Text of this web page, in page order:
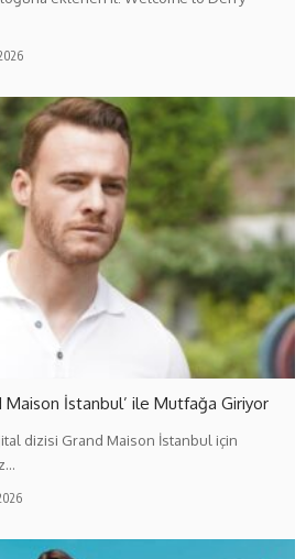
Maison İstanbul’ ile Mutfağa Giriyor
dizisi Grand Maison İstanbul için